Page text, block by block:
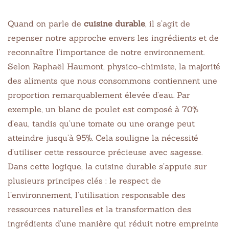
Quand on parle de cuisine durable, il s’agit de
repenser notre approche envers les ingrédients et de
reconnaître l’importance de notre environnement.
Selon Raphaël Haumont, physico-chimiste, la majorité
des aliments que nous consommons contiennent une
proportion remarquablement élevée d’eau. Par
exemple, un blanc de poulet est composé à 70%
d’eau, tandis qu’une tomate ou une orange peut
atteindre jusqu’à 95%. Cela souligne la nécessité
d’utiliser cette ressource précieuse avec sagesse.
Dans cette logique, la cuisine durable s’appuie sur
plusieurs principes clés : le respect de
l’environnement, l’utilisation responsable des
ressources naturelles et la transformation des
ingrédients d’une manière qui réduit notre empreinte